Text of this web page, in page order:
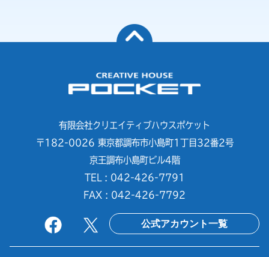
有限会社クリエイティブハウスポケット
〒182-0026 東京都調布市小島町1丁目32番2号
京王調布小島町ビル4階
TEL : 042-426-7791
FAX : 042-426-7792
公式アカウント一覧